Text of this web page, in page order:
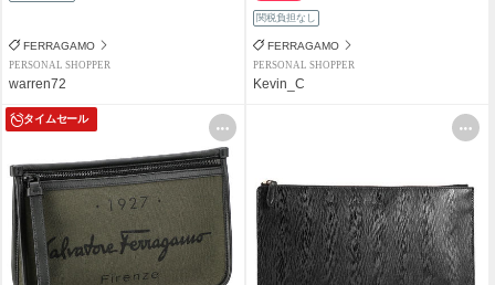
FERRAGAMO
PERSONAL SHOPPER
warren72
関税負担なし
FERRAGAMO
PERSONAL SHOPPER
Kevin_C
タイムセール